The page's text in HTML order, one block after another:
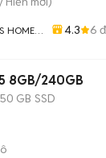
HOME
4.3 6
8GB/240GB
GB SSD